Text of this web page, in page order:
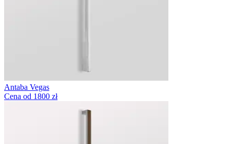
Antaba Vegas
Cena od 1800 zł